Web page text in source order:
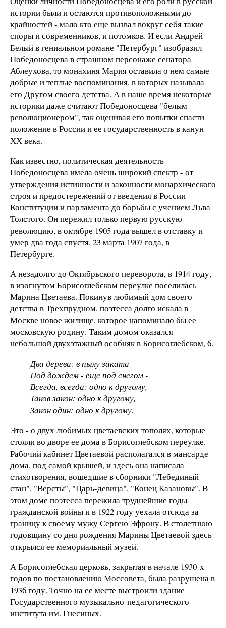
истории были и остаются противоположными до
крайностей - мало кто еще вызвал вокруг себя такие
споры и современников, и потомков. И если Андрей
Белый в гениальном романе "Петербург" изобразил
Победоносцева в страшном персонаже сенатора
Аблеухова, то монахиня Мария оставила о нем самые
добрые и теплые воспоминания, в которых называла
его Другом своего детства. А в наше время некоторые
историки даже считают Победоносцева "белым
революционером", так оценивая его попытки спасти
положение в России и ее государственность в канун
ХХ века.
Как известно, политическая деятельность
Победоносцева имела очень широкий спектр - от
утверждения истинности и законности монархического
строя и предостережений от введения в России
Конституции и парламента до борьбы с учением Льва
Толстого. Он пережил только первую русскую
революцию, в октябре 1905 года вышел в отставку и
умер два года спустя, 23 марта 1907 года, в
Петербурге.
А незадолго до Октябрьского переворота, в 1914 году,
в изогнутом Борисоглебском переулке поселилась
Марина Цветаева. Покинув любимый дом своего
детства в Трехпрудном, поэтесса долго искала в
Москве новое жилище, которое напоминало бы ее
московскую родину. Таким домом оказался
небольшой двухэтажный особняк в Борисоглебском, 6.
Два дерева: в пылу заката
Под дождем - еще под снегом -
Всегда, всегда: одно к другому,
Таков закон: одно к другому,
Закон один: одно к другому.
Это - о двух любимых цветаевских тополях, которые
стояли во дворе ее дома в Борисоглебском переулке.
Рабочий кабинет Цветаевой располагался в мансарде
дома, под самой крышей, и здесь она написала
стихотворения, вошедшие в сборники "Лебединый
стан", "Версты", "Царь-девица", "Конец Казановы". В
этом доме поэтесса пережила труднейшие годы
гражданской войны и в 1922 году уехала отсюда за
границу к своему мужу Сергею Эфрону. В столетнюю
годовщину со дня рождения Марины Цветаевой здесь
открылся ее мемориальный музей.
А Борисоглебская церковь, закрытая в начале 1930-х
годов по постановлению Моссовета, была разрушена в
1936 году. Точно на ее месте выстроили здание
Государственного музыкально-педагогического
института им. Гнесиных.